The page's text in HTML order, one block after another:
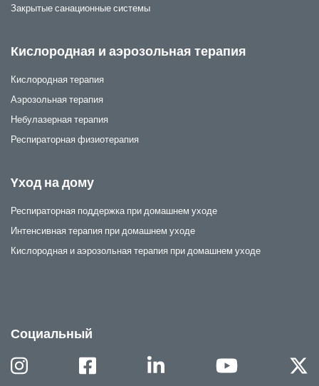
Закрытые санационные системы
Кислородная и аэрозольная терапия
Кислородная терапия
Аэрозольная терапия
Небулазерная терапия
Респираторная физиотерапия
Yход на дому
Респираторная поддержка при домашнем уходе
Интенсивная терапия при домашнем уходе
Кислородная и аэрозольная терапия при домашнем уходе
Социальный